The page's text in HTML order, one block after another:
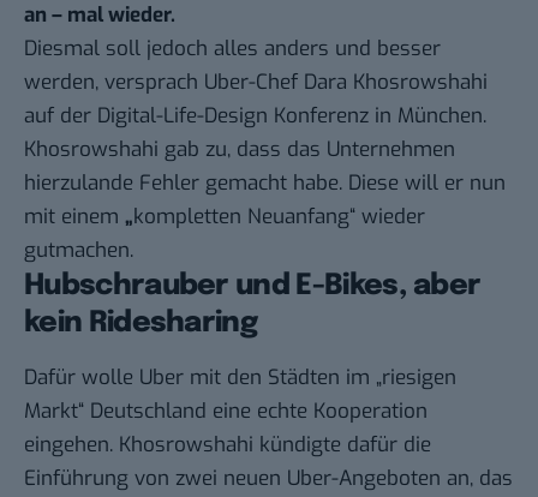
an – mal wieder.
Diesmal soll jedoch alles anders und besser
werden, versprach Uber-Chef Dara Khosrowshahi
auf der Digital-Life-Design Konferenz in München.
Khosrowshahi gab zu, dass das Unternehmen
hierzulande Fehler gemacht habe. Diese will er nun
mit einem „kompletten Neuanfang“ wieder
gutmachen.
Hubschrauber und E-Bikes, aber
kein Ridesharing
Dafür wolle Uber mit den Städten im „riesigen
Markt“ Deutschland eine echte Kooperation
eingehen. Khosrowshahi kündigte dafür die
Einführung von zwei neuen Uber-Angeboten an, das